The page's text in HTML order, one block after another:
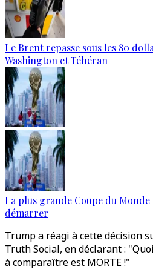
Le Brent repasse sous les 80
Washington et Téhéran
La plus grande Coupe du Monde
démarrer
Trump a réagi à cette décision
Truth Social, en déclarant :
à comparaître est MORTE !"